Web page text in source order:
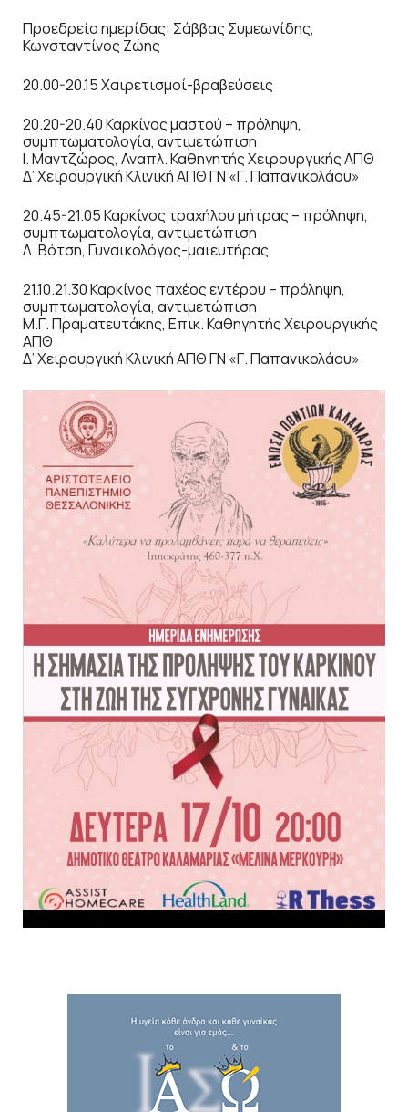
Προεδρείο ημερίδας: Σάββας Συμεωνίδης,
Κωνσταντίνος Ζώης
20.00-20.15 Χαιρετισμοί-βραβεύσεις
20.20-20.40 Καρκίνος μαστού – πρόληψη,
συμπτωματολογία, αντιμετώπιση
Ι. Μαντζώρος, Αναπλ. Καθηγητής Χειρουργικής ΑΠΘ
Δ’ Χειρουργική Κλινική ΑΠΘ ΓΝ «Γ. Παπανικολάου»
20.45-21.05 Καρκίνος τραχήλου μήτρας – πρόληψη,
συμπτωματολογία, αντιμετώπιση
Λ. Βότση, Γυναικολόγος-μαιευτήρας
21.10.21.30 Καρκίνος παχέος εντέρου – πρόληψη,
συμπτωματολογία, αντιμετώπιση
Μ.Γ. Πραματευτάκης, Επικ. Καθηγητής Χειρουργικής
ΑΠΘ
Δ’ Χειρουργική Κλινική ΑΠΘ ΓΝ «Γ. Παπανικολάου»